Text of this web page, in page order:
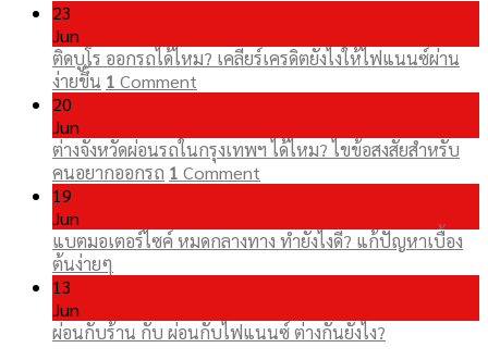
23
Jun
ติดบูโร ออกรถได้ไหม? เคลียร์เครดิตยังไงให้ไฟแนนซ์ผ่าน
ง่ายขึ้น 1 Comment
20
Jun
ต่างจังหวัดผ่อนรถในกรุงเทพฯ ได้ไหม? ไขข้อสงสัยสำหรับ
คนอยากออกรถ 1 Comment
19
Jun
แบตมอเตอร์ไซค์ หมดกลางทาง ทำยังไงดี? แก้ปัญหาเบื้อง
ต้นง่ายๆ
13
Jun
ผ่อนกับร้าน กับ ผ่อนกับไฟแนนซ์ ต่างกันยังไง?